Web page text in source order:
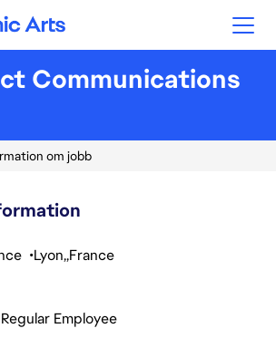
Arts
Communications
om jobb
Lyon France
Regular Employee